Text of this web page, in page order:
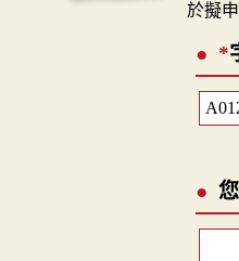
於擬
*